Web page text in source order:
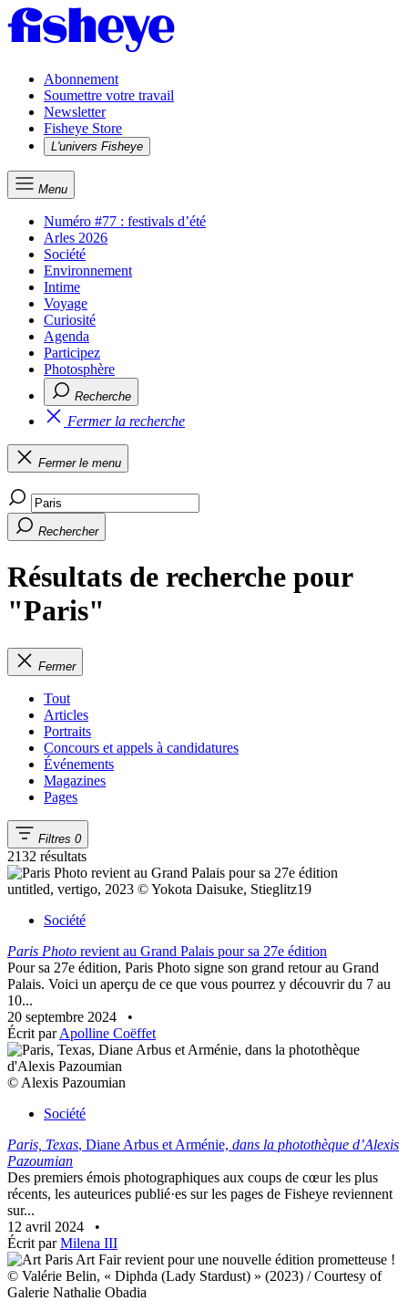
Abonnement
Soumettre votre travail
Newsletter
Fisheye Store
L'univers Fisheye
Menu
Numéro #77 : festivals d’été
Arles 2026
Société
Environnement
Intime
Voyage
Curiosité
Agenda
Participez
Photosphère
Recherche
Fermer la recherche
Fermer le menu
Rechercher
Résultats de recherche pour
"Paris"
Fermer
Tout
Articles
Portraits
Concours et appels à candidatures
Événements
Magazines
Pages
Filtres 0
2132 résultats
untitled, vertigo, 2023 © Yokota Daisuke, Stieglitz19
Société
Paris Photo revient au Grand Palais pour sa 27e édition
Pour sa 27e édition, Paris Photo signe son grand retour au Grand
Palais. Voici un aperçu de ce que vous pourrez y découvrir du 7 au
10...
20 septembre 2024
•
Écrit parApolline Coëffet
© Alexis Pazoumian
Société
Paris, Texas, Diane Arbus et Arménie, dans la photothèque d’Alexis
Pazoumian
Des premiers émois photographiques aux coups de cœur les plus
récents, les auteurices publié·es sur les pages de Fisheye reviennent
sur...
12 avril 2024
•
Écrit parMilena III
© Valérie Belin, « Diphda (Lady Stardust) » (2023) / Courtesy of
Galerie Nathalie Obadia